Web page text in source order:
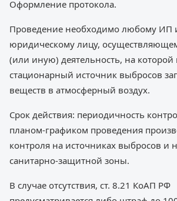
Оформление протокола.
Проведение необходимо любому ИП
юридическому лицу,
(или иную) деятельность, на которой
стационарный источник выбросов
веществ в атмосферный воздух.
Срок действия: периодичность
планом-графиком проведения
контроля на источниках выбросов и
санитарно-защитной зоны.
В случае отсутствия, ст. 8.21 КоАП РФ